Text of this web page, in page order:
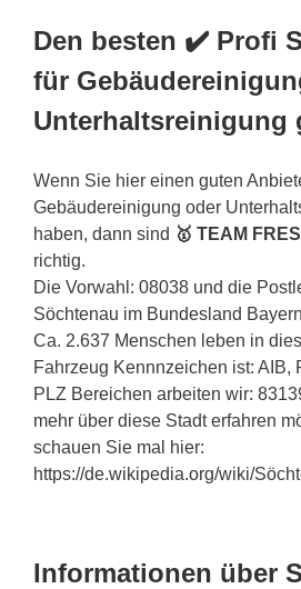
Den besten ✔️ Profi
für
Unterhaltsreinigung
Wenn Sie hier einen guten
Gebäudereinigung oder
haben, dann sind 🥇 TEAM
richtig.
Die Vorwahl: 08038 und die
Söchtenau im Bundesland
Ca. 2.637 Menschen leben in
Fahrzeug Kennnzeichen ist: AIB,
PLZ Bereichen arbeiten wir:
mehr über diese Stadt erfahren
schauen Sie mal hier:
https://de.wikipedia.org/wiki/
Informationen über